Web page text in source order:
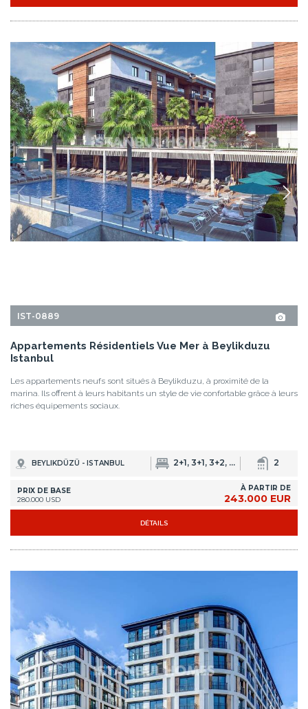
IST-0889
marina. Ils offrent à leurs habitants un style de vie confortable grâce à leurs
riches équipements sociaux.
PRIX DE BASE
280.000 USD
À PARTIR DE
IST-0882
Luxueux Immobilier Dans Un Quartier à Beyoglu